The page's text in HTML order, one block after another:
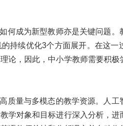
何成为新型教师亦是关键问题
持续优化3个方面展开。在这一
论，因此，中小学教师需要积
质量与多模态的教学资源。人
学对象和目标进行深入分析，